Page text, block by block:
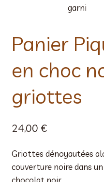
Panier
en choc
griottes
24,00 €
Griottes dénoyautées
couverture noire dans
chocolat noir.